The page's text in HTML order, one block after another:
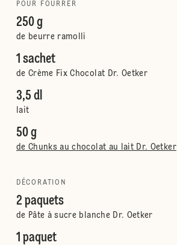
POUR FOURRER
250 g
de beurre ramolli
1 sachet
de Crème Fix Chocolat Dr. Oetker
3,5 dl
lait
50 g
de Chunks au chocolat au lait Dr. Oetker
DÉCORATION
2 paquets
de Pâte à sucre blanche Dr. Oetker
1 paquet